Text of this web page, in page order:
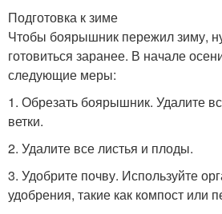
Подготовка к зиме
Чтобы боярышник пережил зиму,
готовиться заранее. В начале
следующие меры:
1. Обрезать боярышник. Удалите
ветки.
2. Удалите все листья и плоды.
3. Удобрите почву. Используйте
удобрения, такие как компост или